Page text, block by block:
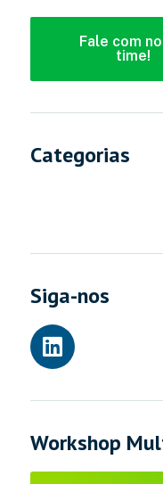
Fale com
time!
Categorias
Siga-nos
Workshop